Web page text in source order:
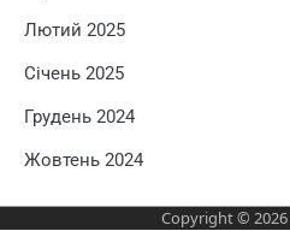
Лютий 2025
Січень 2025
Грудень 2024
Жовтень 2024
Copyright © 2026